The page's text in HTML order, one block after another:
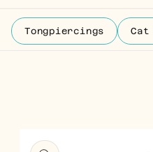
Tongpiercings Cat
direct naar